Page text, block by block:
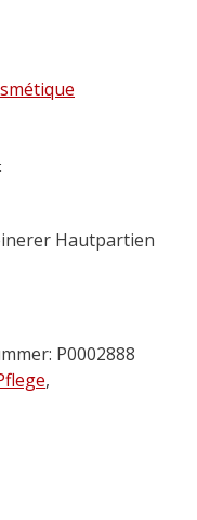
Hautpartien
P0002888
,